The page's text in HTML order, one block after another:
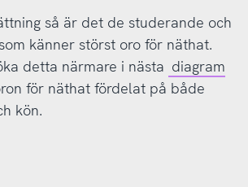
så är det de studerande och
känner störst oro för näthat.
detta närmare i nästa diagram
för näthat fördelat på både
kön.